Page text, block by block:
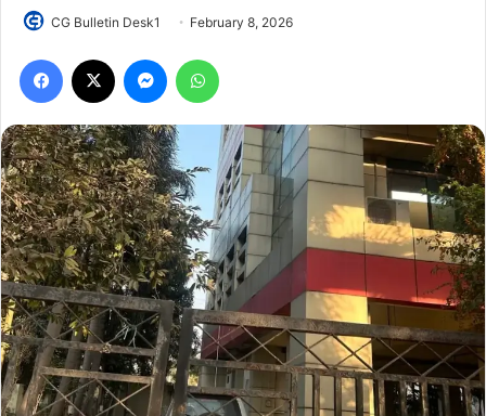
CG Bulletin Desk1 February 8, 2026
Facebook Messenger